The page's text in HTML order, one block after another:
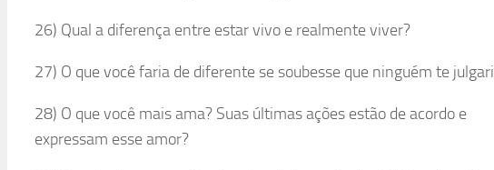
26) Qual a diferença entre estar vivo e realmente viver?
27) O que você faria de diferente se soubesse que ninguém te
28) O que você mais ama? Suas últimas ações estão de acordo e
expressam esse amor?